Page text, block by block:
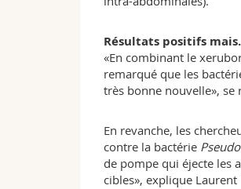
Résultats positifs
«En combinant le
remarqué que les
très bonne nouvelle»,
En revanche, les
contre la bactérie
de pompe qui éjecte les
cibles», explique Laurent